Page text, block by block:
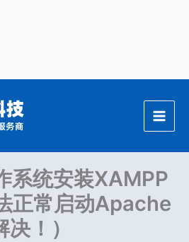
系统安装XAMPP
正常启动Apache
决！）